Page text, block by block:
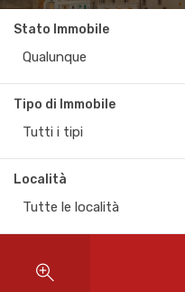
Stato Immobile
Qualunque
Tipo di Immobile
Tutti i tipi
Località
Tutte le località